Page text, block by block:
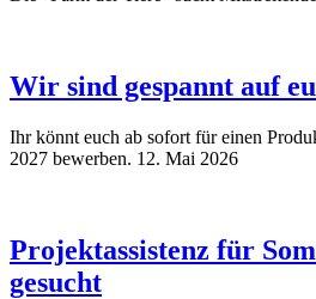
Wir sind gespannt auf
Ihr könnt euch ab sofort für einen
2027 bewerben. 12. Mai 2026
Projektassistenz für
gesucht